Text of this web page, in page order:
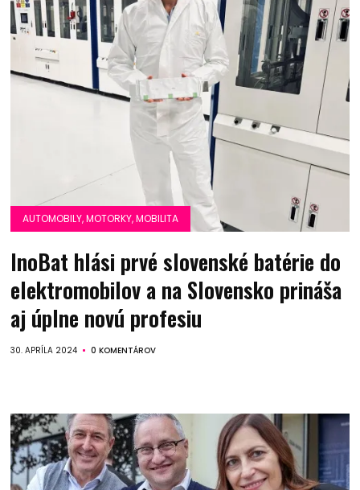
AUTOMOBILY, MOTORKY, MOBILITA
InoBat hlási prvé slovenské batérie do
elektromobilov a na Slovensko prináša
aj úplne novú profesiu
30. APRÍLA 2024 0 KOMENTÁROV